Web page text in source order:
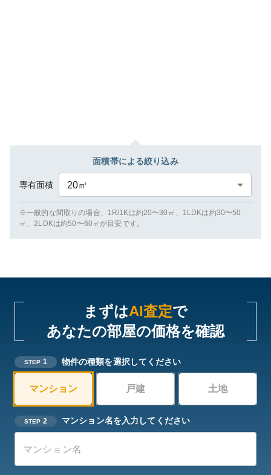
面積帯による絞り込み
専有面積 20㎡
※一般的な間取りの場合、1R/1Kは約20〜30㎡、1LDKは約30〜50
㎡、2LDKは約50〜60㎡が目安です。
まずはAI査定で
あなたの部屋の価格を確認
STEP 1 物件の種類を選択してください
マンション 戸建 土地
STEP 2 マンション名を入力してください